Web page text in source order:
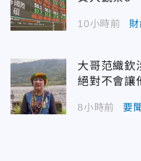
10小時前
大哥范織欽
絕對不會讓
8小時前 要